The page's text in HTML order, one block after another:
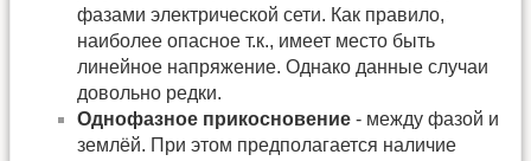
фазами электрической сети. Как правило,
наиболее опасное т.к., имеет место быть
линейное напряжение. Однако данные случаи
довольно редки.
Однофазное прикосновение - между фазой и
землёй. При этом предполагается наличие